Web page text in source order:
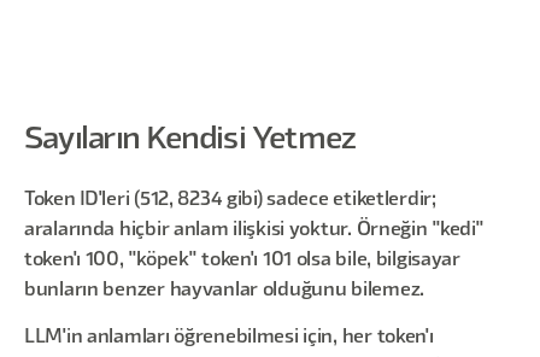
Sayıların Kendisi Yetmez
Token ID'leri (512, 8234 gibi) sadece etiketlerdir;
aralarında hiçbir anlam ilişkisi yoktur. Örneğin "kedi"
token'ı 100, "köpek" token'ı 101 olsa bile, bilgisayar
bunların benzer hayvanlar olduğunu bilemez.
LLM'in anlamları öğrenebilmesi için, her token'ı